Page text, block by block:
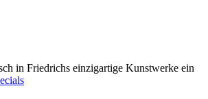
in Friedrichs einzig­artige Kunst­werke ein